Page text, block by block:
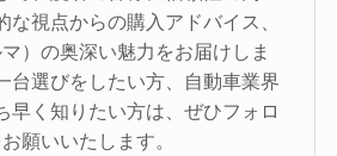
視点からの購入アドバイス、
）の奥深い魅力をお届けしま
台選びをしたい方、自動車業界
早く知りたい方は、ぜひフォロ
願いいたします。